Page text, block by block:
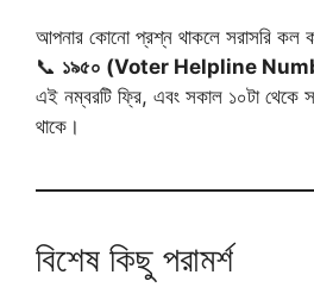
আপনার কোনো প্রশ্ন থাকলে সরাসরি কল
📞 ১৯৫০ (Voter Helpline
এই নম্বরটি ফ্রি, এবং সকাল ১০টা থেকে
থাকে।
বিশেষ কিছু পরামর্শ